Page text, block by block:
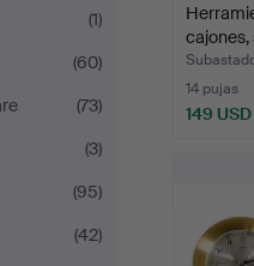
(1)
(60)
(73)
(3)
(95)
(42)
cajones,
14 pujas
149 USD